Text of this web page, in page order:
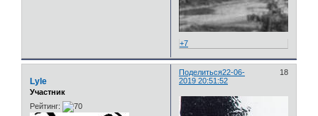
+7
Поделиться 18
22-06-
2019 20:51:52
Lyle
Участник
Рейтинг: